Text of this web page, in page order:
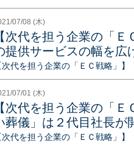
07/08 (木)
【次代を担う企業の「
提供サービスの幅を広
次代を担う企業の「ＥＣ戦略」】
07/01 (木)
【次代を担う企業の「
葬儀」は２代目社長が
次代を担う企業の「ＥＣ戦略」】